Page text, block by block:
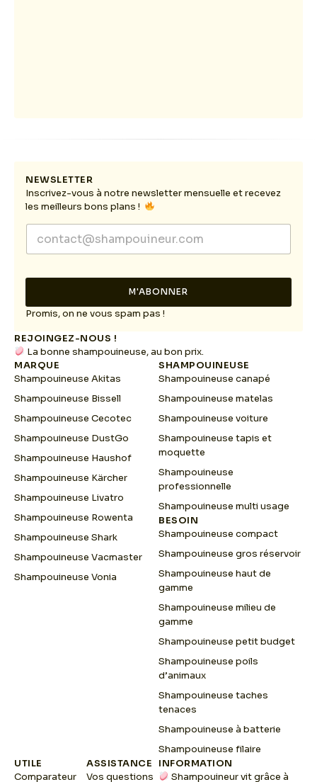
NEWSLETTER
Inscrivez-vous à notre newsletter mensuelle et recevez
les meilleurs bons plans !
a
l
E
m
a
i
E
a
l
M'ABONNER
Promis, on ne vous spam pas !
REJOINGEZ-NOUS !
La bonne shampouineuse, au bon prix.
MARQUE
Shampouineuse Akitas
Shampouineuse Bissell
Shampouineuse Cecotec
Shampouineuse DustGo
Shampouineuse Haushof
Shampouineuse Kärcher
Shampouineuse Livatro
Shampouineuse Rowenta
Shampouineuse Shark
Shampouineuse Vacmaster
Shampouineuse Vonia
SHAMPOUINEUSE
Shampouineuse canapé
Shampouineuse matelas
Shampouineuse voiture
Shampouineuse tapis et
moquette
Shampouineuse
professionnelle
Shampouineuse multi usage
BESOIN
Shampouineuse compact
Shampouineuse gros réservoir
Shampouineuse haut de
gamme
Shampouineuse milieu de
gamme
Shampouineuse petit budget
Shampouineuse poils
d’animaux
Shampouineuse taches
tenaces
Shampouineuse à batterie
Shampouineuse filaire
UTILE
Comparateur
ASSISTANCE
Vos questions
INFORMATION
Shampouineur vit grâce à